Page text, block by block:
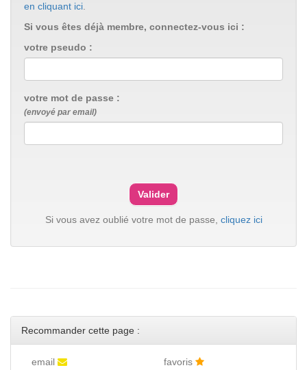
en cliquant ici.
Si vous êtes déjà membre, connectez-vous ici :
votre pseudo :
votre mot de passe :
(envoyé par email)
Si vous avez oublié votre mot de passe, cliquez ici
Recommander cette page :
email favoris